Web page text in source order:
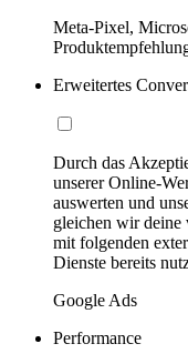
Meta-Pixel,
Erweitertes
Durch das
unserer Online-
auswerten und
gleichen wir deine
mit folgenden
Dienste bereits
Google Ads
Performance